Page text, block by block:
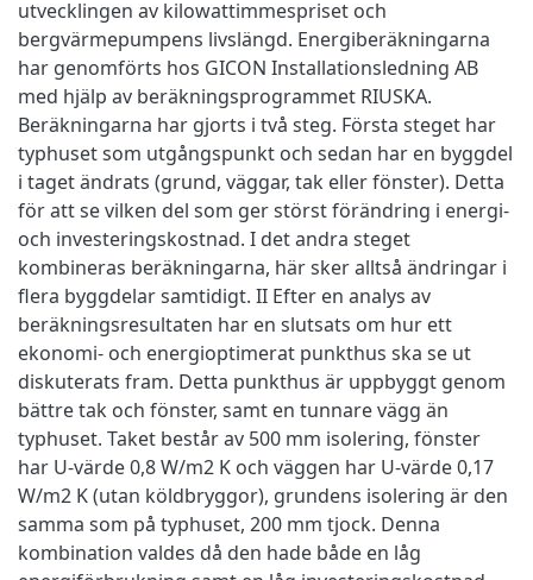
utvecklingen av kilowattimmespriset och
bergvärmepumpens livslängd. Energiberäkningarna
har genomförts hos GICON Installationsledning AB
med hjälp av beräkningsprogrammet RIUSKA.
Beräkningarna har gjorts i två steg. Första steget har
typhuset som utgångspunkt och sedan har en byggdel
i taget ändrats (grund, väggar, tak eller fönster). Detta
för att se vilken del som ger störst förändring i energi-
och investeringskostnad. I det andra steget
kombineras beräkningarna, här sker alltså ändringar i
flera byggdelar samtidigt. II Efter en analys av
beräkningsresultaten har en slutsats om hur ett
ekonomi- och energioptimerat punkthus ska se ut
diskuterats fram. Detta punkthus är uppbyggt genom
bättre tak och fönster, samt en tunnare vägg än
typhuset. Taket består av 500 mm isolering, fönster
har U-värde 0,8 W/m2 K och väggen har U-värde 0,17
W/m2 K (utan köldbryggor), grundens isolering är den
samma som på typhuset, 200 mm tjock. Denna
kombination valdes då den hade både en låg